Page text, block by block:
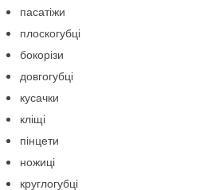
пасатіжи
плоскогубці
бокорізи
довгогубці
кусачки
кліщі
пінцети
ножиці
круглогубці